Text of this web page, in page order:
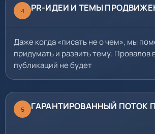
4 PR-ИДЕИ И ТЕМЫ
Даже когда «писать не о чем», мы
придумать и развить тему. Провалов
публикаций не будет
5 ГАРАНТИРОВАННЫЙ ПОТОК